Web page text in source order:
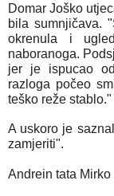
Domar Joško
bila sumnjičava.
okrenula i
naboranoga.
jer je ispucao
razloga počeo
teško reže stablo."
A uskoro je
zamjeriti".
Andrein tata